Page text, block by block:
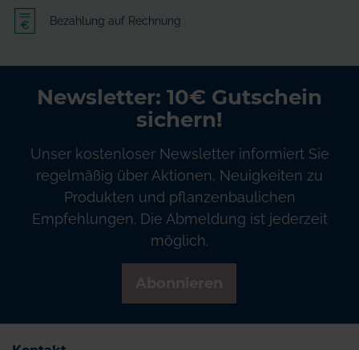
Bezahlung auf Rechnung
Newsletter: 10€ Gutschein
sichern!
Unser kostenloser Newsletter informiert Sie
regelmäßig über Aktionen, Neuigkeiten zu
Produkten und pflanzenbaulichen
Empfehlungen. Die Abmeldung ist jederzeit
möglich.